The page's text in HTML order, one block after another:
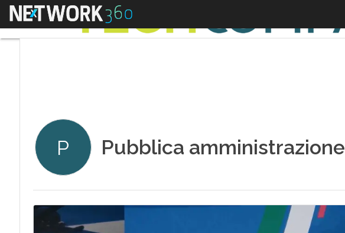
Menu
P Pubblica amministrazione